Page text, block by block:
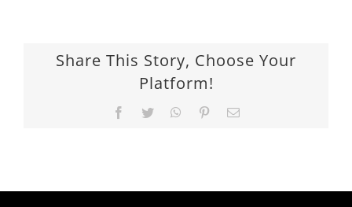
Share This Story, Choose Your
Platform!
Facebook
TwitterWhatsApp
PinterestEmail